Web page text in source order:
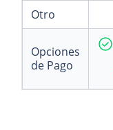
Otro
Opciones
de Pago